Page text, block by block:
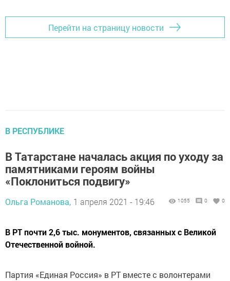
Перейти на страницу новости
В РЕСПУБЛИКЕ
В Татарстане началась акция по уходу за
памятниками героям войны
«Поклониться подвигу»
Ольга Романова, 1 апреля 2021 - 19:46 1055 0 0
В РТ почти 2,6 тыс. монументов, связанных с Великой
Отечественной войной.
Партия «Единая Россия» в РТ вместе с волонтерами